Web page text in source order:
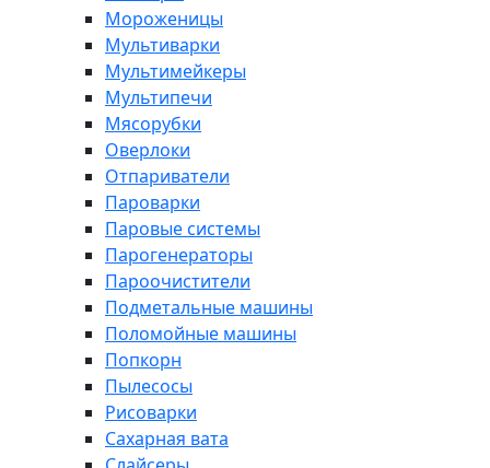
Мороженицы
Мультиварки
Мультимейкеры
Мультипечи
Мясорубки
Оверлоки
Отпариватели
Пароварки
Паровые системы
Парогенераторы
Пароочистители
Подметальные машины
Поломойные машины
Попкорн
Пылесосы
Рисоварки
Сахарная вата